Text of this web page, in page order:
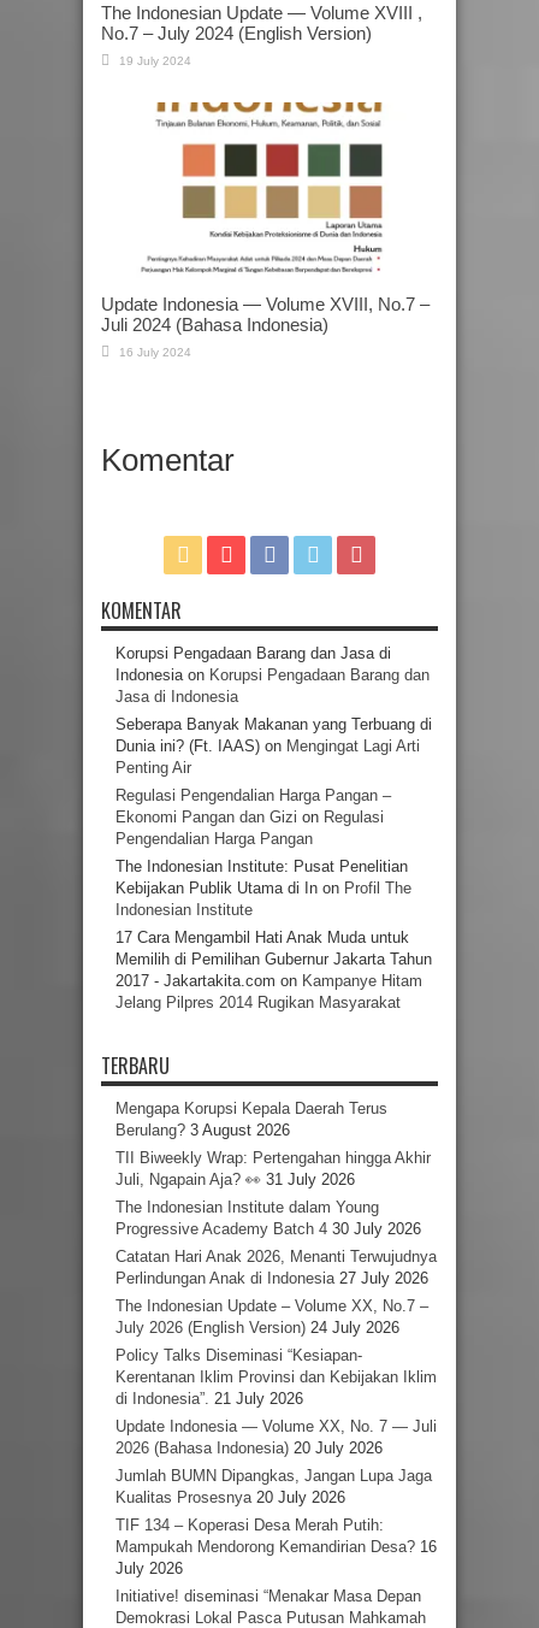
The Indonesian Update — Volume XVIII ,
No.7 – July 2024 (English Version)
19 July 2024
Update Indonesia — Volume XVIII, No.7 –
Juli 2024 (Bahasa Indonesia)
16 July 2024
Komentar
KOMENTAR
Korupsi Pengadaan Barang dan Jasa di
Indonesiaon Korupsi Pengadaan Barang dan
Jasa di Indonesia
Seberapa Banyak Makanan yang Terbuang di
Dunia ini? (Ft. IAAS) on Mengingat Lagi Arti
Penting Air
Regulasi Pengendalian Harga Pangan –
Ekonomi Pangan dan Gizi on Regulasi
Pengendalian Harga Pangan
The Indonesian Institute: Pusat Penelitian
Kebijakan Publik Utama di In on Profil The
Indonesian Institute
17 Cara Mengambil Hati Anak Muda untuk
Memilih di Pemilihan Gubernur Jakarta Tahun
2017 - Jakartakita.com on Kampanye Hitam
Jelang Pilpres 2014 Rugikan Masyarakat
TERBARU
Mengapa Korupsi Kepala Daerah Terus
Berulang? 3 August 2026
TII Biweekly Wrap: Pertengahan hingga Akhir
Juli, Ngapain Aja? 👀 31 July 2026
The Indonesian Institute dalam Young
Progressive Academy Batch 4 30 July 2026
Catatan Hari Anak 2026, Menanti Terwujudnya
Perlindungan Anak di Indonesia 27 July 2026
The Indonesian Update – Volume XX, No.7 –
July 2026 (English Version) 24 July 2026
Policy Talks Diseminasi “Kesiapan-
Kerentanan Iklim Provinsi dan Kebijakan Iklim
di Indonesia”. 21 July 2026
Update Indonesia — Volume XX, No. 7 — Juli
2026 (Bahasa Indonesia) 20 July 2026
Jumlah BUMN Dipangkas, Jangan Lupa Jaga
Kualitas Prosesnya 20 July 2026
TIF 134 – Koperasi Desa Merah Putih:
Mampukah Mendorong Kemandirian Desa? 16
July 2026
Initiative! diseminasi “Menakar Masa Depan
Demokrasi Lokal Pasca Putusan Mahkamah